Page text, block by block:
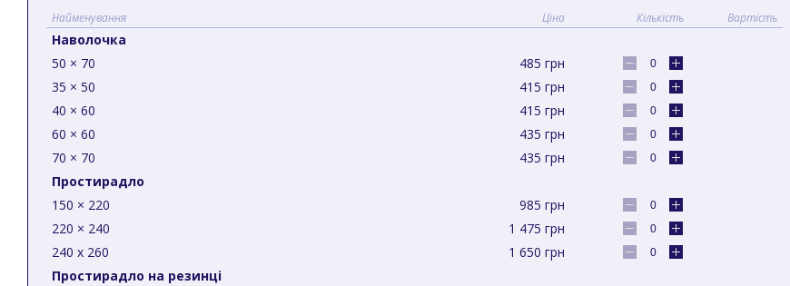
Найменування Ціна Кількість Вартість
Наволочка
50 × 70
485 грн
35 × 50
415 грн
40 × 60
415 грн
60 × 60
435 грн
70 × 70
435 грн
Простирадло
150 × 220
985 грн
220 × 240
1 475 грн
240 x 260
1 650 грн
Простирадло на резинці